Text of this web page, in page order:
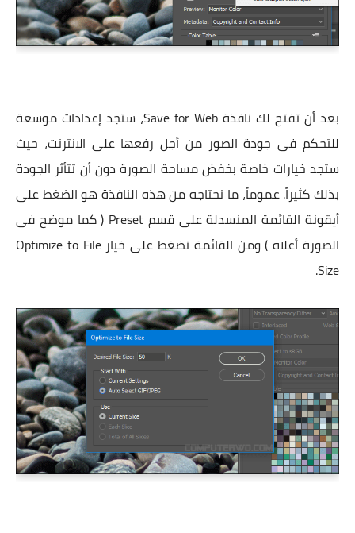
بعد أن تفتح لك
نافذة Save for Web، ستجد إعدادات موسعة
للتحكم فى جودة الصور من أجل رفعها على الانترنت، حيث
ستجد خيارات خاصة بخفض مساحة الصورة دون أن تتأثر الجودة
بذلك كثيراً. عموماً، ما نحتاجه من هذه النافذة هو الضغط على
أيقونة القائمة المنسدلة على قسم Preset ( كما موضح فى
الصورة أعلاه ) ومن القائمة نضغط على خيار Optimize to File
Size.